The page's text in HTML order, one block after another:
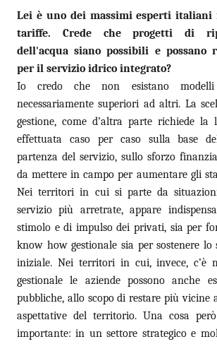
Lei è uno dei massimi esperti italiani
tariffe. Crede che progetti di
dell'acqua siano possibili e possano
per il servizio idrico integrato?
Io credo che non esistano modelli
necessariamente superiori ad altri. La
gestione, come d’altra parte richiede la
effettuata caso per caso sulla base
partenza del servizio, sullo sforzo
da mettere in campo per aumentare gli
Nei territori in cui si parte da
servizio più arretrate, appare
stimolo e di impulso dei privati, sia per
know how gestionale sia per sostenere
iniziale. Nei territori in cui, invece, c’è
gestionale le aziende possono anche
pubbliche, allo scopo di restare più vicine
aspettative del territorio. Una cosa
importante: in un settore strategico e